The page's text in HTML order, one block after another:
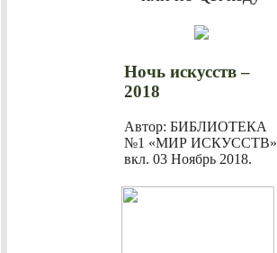
Ночь искусств –
2018
Автор: БИБЛИОТЕКА
№1 «МИР ИСКУССТВ»
вкл. 03 Ноябрь 2018.